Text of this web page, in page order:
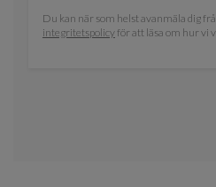
Du kan när som helst avanmäla dig
integritetspolicyför att läsa om hur vi